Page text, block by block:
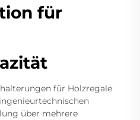
für
für Holzregale
über mehrere